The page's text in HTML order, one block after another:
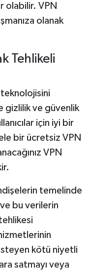
olabilir. VPN
olanak
Tehlikeli
gizlilik ve güvenlik
için iyi bir
bir ücretsiz VPN
VPN
temelinde
ve bu verilerin
kötü niyetli
satmayı veya